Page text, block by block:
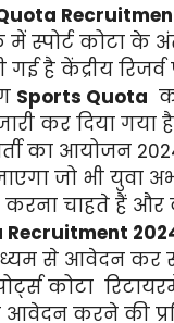
स्पोर्ट कोटा के
गई है केंद्रीय
Sports Quota
कर दिया गया
का आयोजन
जो भी युवा
चाहते हैं और
से आवेदन कर
कोटा
करने की